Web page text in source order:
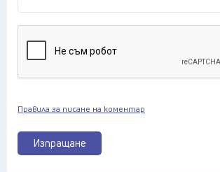
Изпращане
Правила за писане на коментар